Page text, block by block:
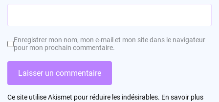
Enregistrer mon nom, mon e-mail et mon site dans le navigateur
pour mon prochain commentaire.
Ce site utilise Akismet pour réduire les indésirables. En savoir plus